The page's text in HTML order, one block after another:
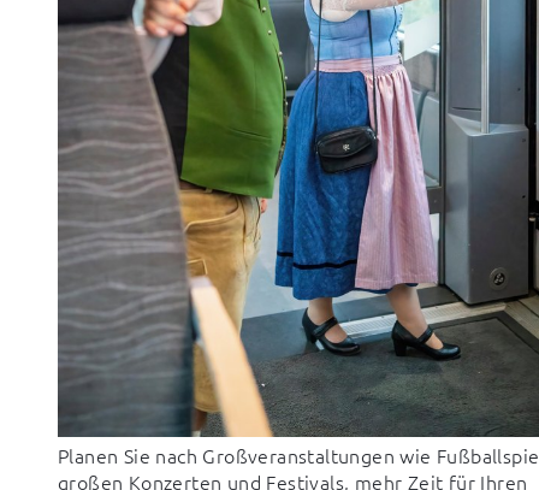
Planen Sie nach Großveranstaltungen wie
großen Konzerten und Festivals, mehr Zeit für Ihren